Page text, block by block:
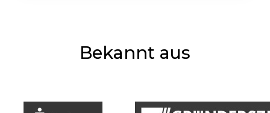
Bekannt aus